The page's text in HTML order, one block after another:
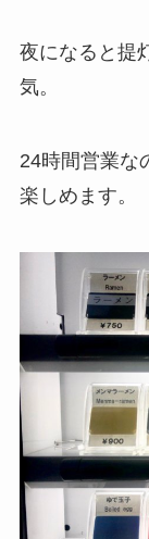
夜になると提
気。
24時間営業な
楽しめます。